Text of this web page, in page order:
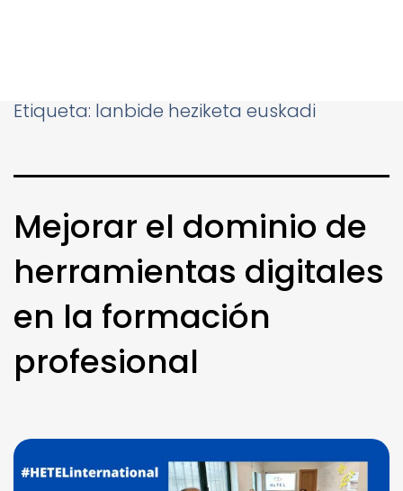
Etiqueta: lanbide heziketa euskadi
Mejorar el dominio de
herramientas digitales
en la formación
profesional